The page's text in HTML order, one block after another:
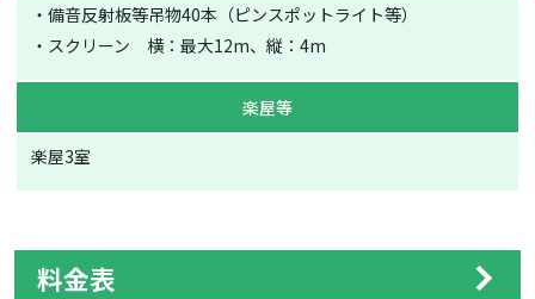
・備音反射板等吊物40本（ピンスポットライト等）
・スクリーン 横：最大12m、縦：4m
楽屋等
楽屋3室
料金表